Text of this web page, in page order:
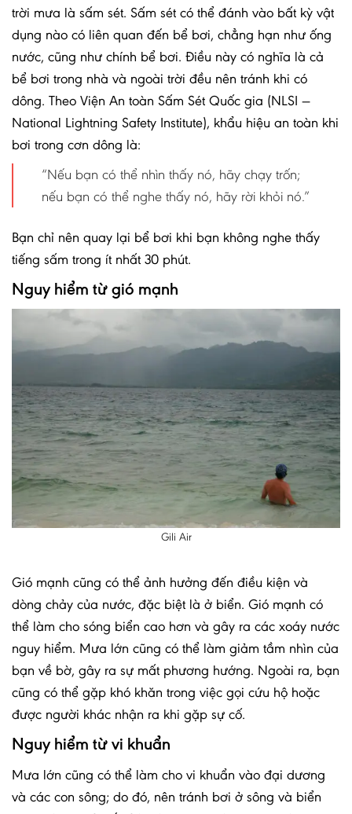
trời mưa là sấm sét. Sấm sét có thể đánh vào bất kỳ vật
dụng nào có liên quan đến bể bơi, chẳng hạn như ống
nước, cũng như chính bể bơi. Điều này có nghĩa là cả
bể bơi trong nhà và ngoài trời đều nên tránh khi có
dông. Theo Viện An toàn Sấm Sét Quốc gia (NLSI —
National Lightning Safety Institute), khẩu hiệu an toàn khi
bơi trong cơn dông là:
“Nếu bạn có thể nhìn thấy nó, hãy chạy trốn;
nếu bạn có thể nghe thấy nó, hãy rời khỏi nó.”
Bạn chỉ nên quay lại bể bơi khi bạn không nghe thấy
tiếng sấm trong ít nhất 30 phút.
Nguy hiểm từ gió mạnh
Gili Air
Gió mạnh cũng có thể ảnh hưởng đến điều kiện và
dòng chảy của nước, đặc biệt là ở biển. Gió mạnh có
thể làm cho sóng biển cao hơn và gây ra các xoáy nước
nguy hiểm. Mưa lớn cũng có thể làm giảm tầm nhìn của
bạn về bờ, gây ra sự mất phương hướng. Ngoài ra, bạn
cũng có thể gặp khó khăn trong việc gọi cứu hộ hoặc
được người khác nhận ra khi gặp sự cố.
Nguy hiểm từ vi khuẩn
Mưa lớn cũng có thể làm cho vi khuẩn vào đại dương
và các con sông; do đó, nên tránh bơi ở sông và biển